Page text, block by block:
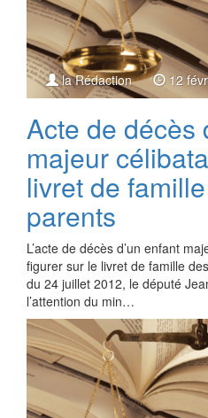
la Rédaction 12
Acte de décès
majeur
livret de
parents
L’acte de décès d’un enfant
figurer sur le livret de famille
du 24 juillet 2012, le député
l’attention du min…